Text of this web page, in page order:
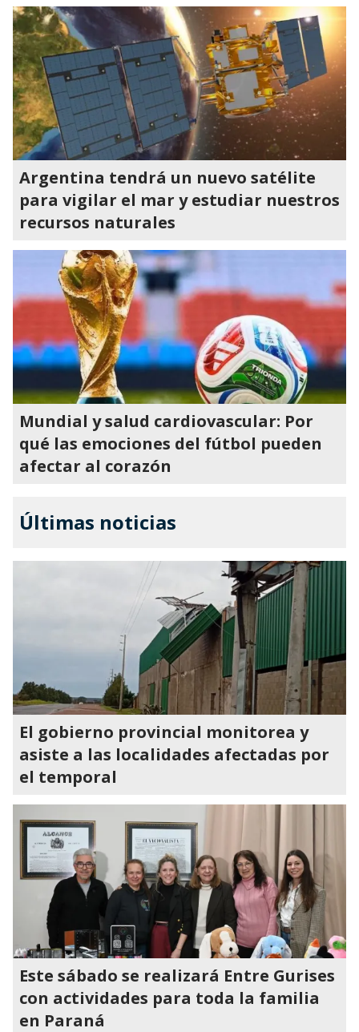
Argentina tendrá un nuevo satélite
para vigilar el mar y estudiar nuestros
recursos naturales
Mundial y salud cardiovascular: Por
qué las emociones del fútbol pueden
afectar al corazón
Últimas noticias
El gobierno provincial monitorea y
asiste a las localidades afectadas por
el temporal
Este sábado se realizará Entre Gurises
con actividades para toda la familia
en Paraná